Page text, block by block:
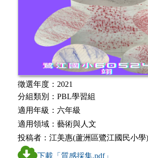
徵選年度： 2021
分組類別： PBL學習組
適用年級： 六年級
適用領域： 藝術與人文
投稿者： 江美惠(蘆洲區鷺江國民小學)
下載「質感採集.pdf」